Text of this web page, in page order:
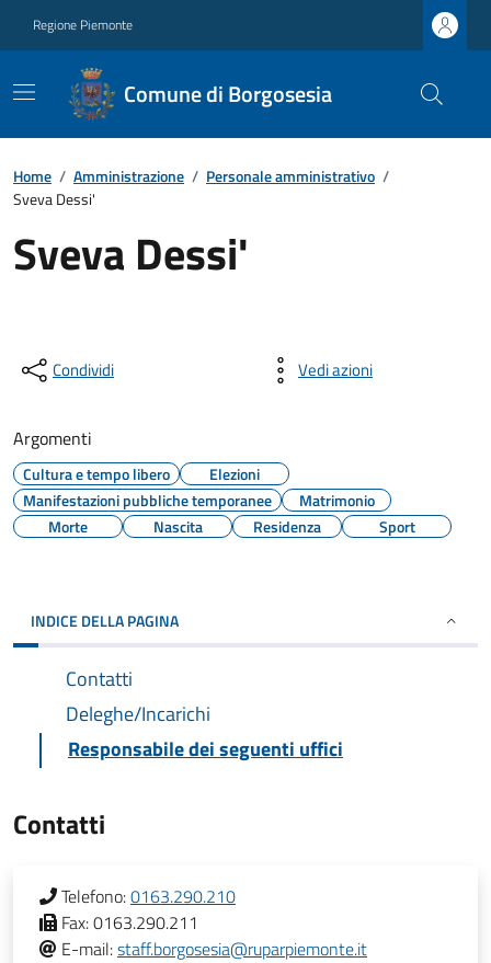
Regione Piemonte
Comune di Borgosesia
Home / Amministrazione / Personale amministrativo /
Sveva Dessi'
Sveva Dessi'
Condividi Vedi azioni
Argomenti
Cultura e tempo libero
Elezioni
Manifestazioni pubbliche temporanee
Matrimonio
Morte
Nascita Residenza Sport
INDICE DELLA PAGINA
Contatti
Deleghe/Incarichi
Responsabile dei seguenti uffici
Contatti
Telefono:0163.290.210
Fax:0163.290.211
E-mail:staff.borgosesia@ruparpiemonte.it